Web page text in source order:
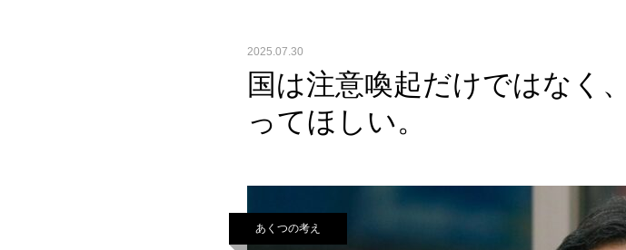
2025.07.30
国は注意喚起だけではなく
ってほしい。
あくつの考え